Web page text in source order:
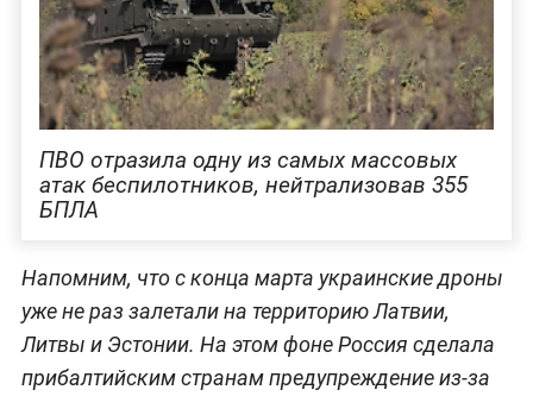
ПВО отразила одну из самых массовых
атак беспилотников, нейтрализовав 355
БПЛА
Напомним, что с конца марта украинские дроны
уже не раз залетали на территорию Латвии,
Литвы и Эстонии. На этом фоне Россия сделала
прибалтийским странам предупреждение из-за